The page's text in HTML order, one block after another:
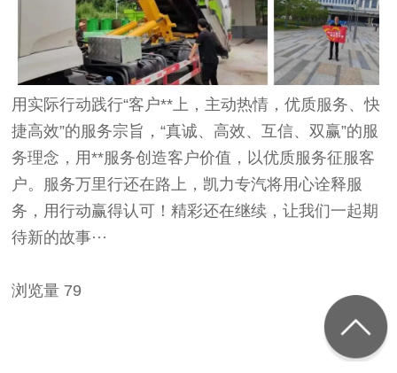
用实际行动践行“客户**上，主动热情，优质服务、快
捷高效”的服务宗旨，“真诚、高效、互信、双赢”的服
务理念，用**服务创造客户价值，以优质服务征服客
户。服务万里行还在路上，凯力专汽将用心诠释服
务，用行动赢得认可！精彩还在继续，让我们一起期
待新的故事···
浏览量 79